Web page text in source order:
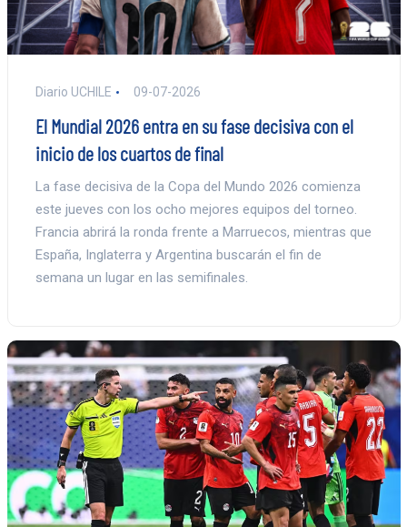
Diario UCHILE 09-07-2026
El Mundial 2026 entra en su fase decisiva con el
inicio de los cuartos de final
La fase decisiva de la Copa del Mundo 2026 comienza
este jueves con los ocho mejores equipos del torneo.
Francia abrirá la ronda frente a Marruecos, mientras que
España, Inglaterra y Argentina buscarán el fin de
semana un lugar en las semifinales.